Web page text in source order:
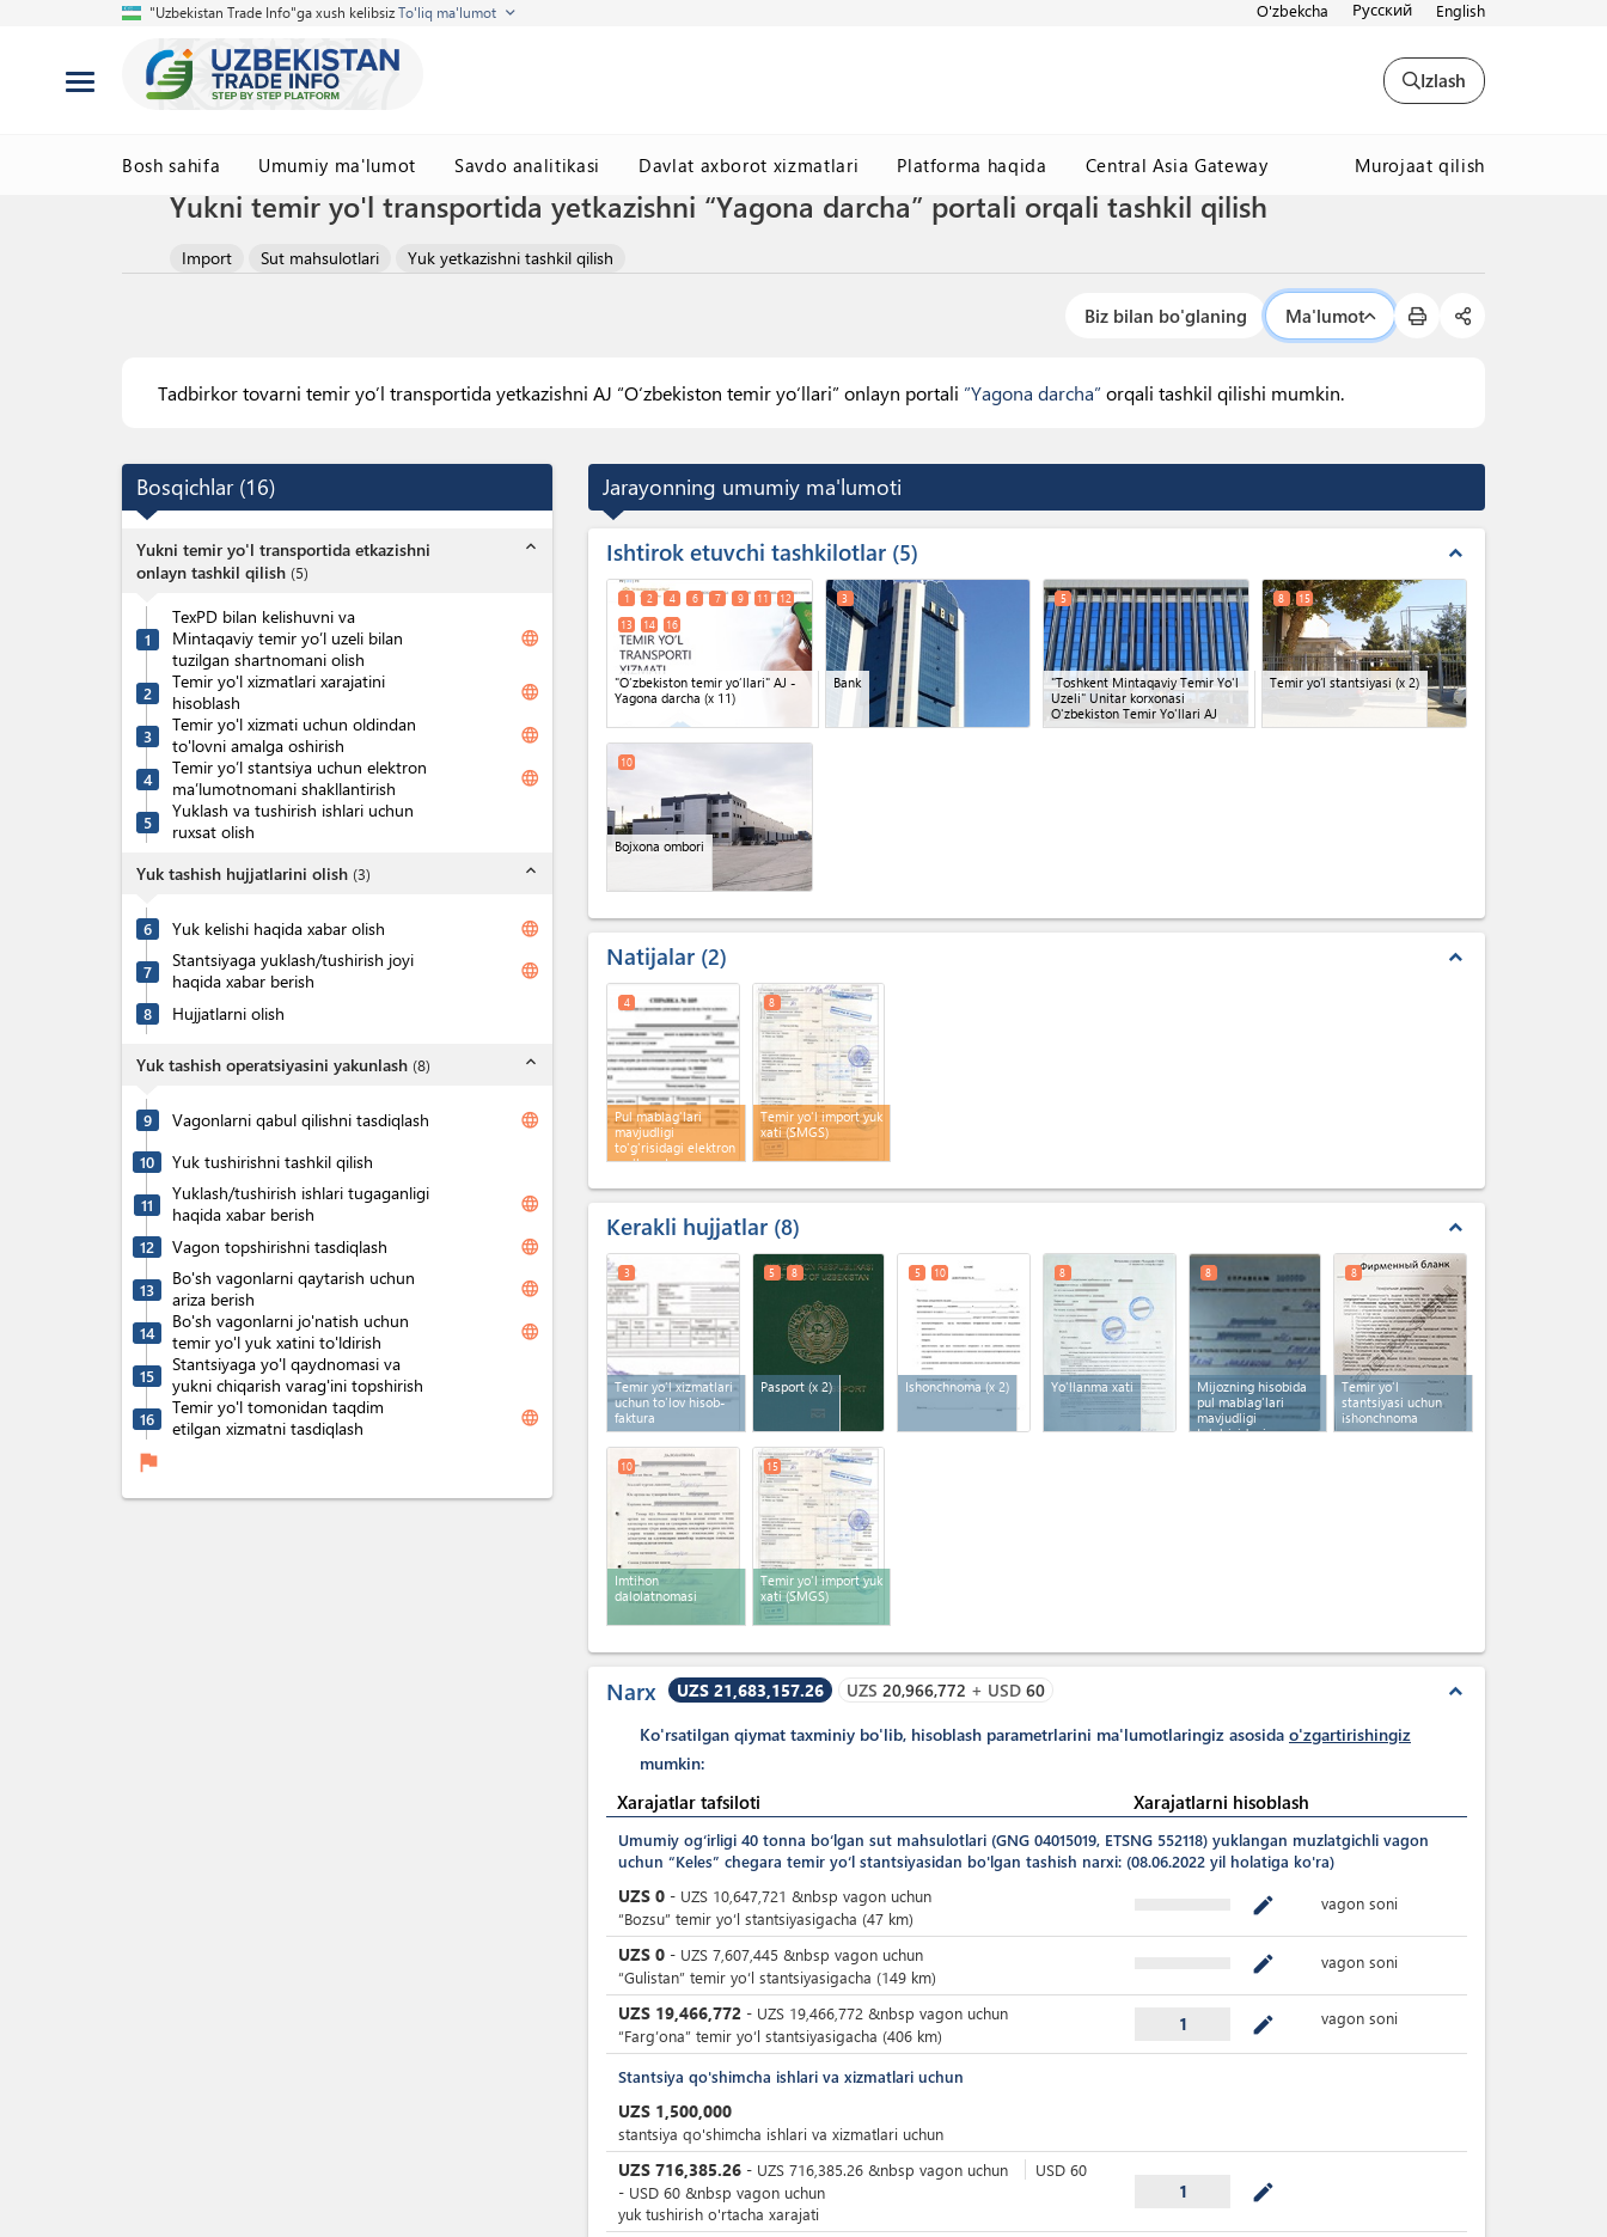
"Uzbekistan Trade Info"ga xush kelibsizTo'liq ma'lumot O'zbekcha Русский English
Izlash
Bosh sahifa Umumiy ma'lumot Savdo analitikasi Davlat axborot xizmatlari Platforma haqida Central Asia Gateway Murojaat qilish
Yukni temir yo'l transportida yetkazishni “Yagona darcha” portali orqali tashkil qilish
Import Sut mahsulotlari Yuk yetkazishni tashkil qilish
Biz bilan bo'glaning Ma'lumot
Tadbirkor tovarni temir yo’l transportida yetkazishni AJ “O‘zbekiston temir yo‘llari” onlayn portali ”Yagona darcha” orqali tashkil qilishi mumkin.
Bosqichlar (16)
Yukni temir yo'l transportida etkazishni
onlayn tashkil qilish (5)
expand_less
1
TexPD bilan kelishuvni va
Mintaqaviy temir yo’l uzeli bilan
tuzilgan shartnomani olish
language
2
Temir yo'l xizmatlari xarajatini
hisoblash
language
3
Temir yo'l xizmati uchun oldindan
to'lovni amalga oshirish
language
4
Temir yo’l stantsiya uchun elektron
ma’lumotnomani shakllantirish
language
5
Yuklash va tushirish ishlari uchun
ruxsat olish
Yuk tashish hujjatlarini olish (3) expand_less
6 Yuk kelishi haqida xabar olish language
7
Stantsiyaga yuklash/tushirish joyi
haqida xabar berish
language
8 Hujjatlarni olish
Yuk tashish operatsiyasini yakunlash (8) expand_less
9 Vagonlarni qabul qilishni tasdiqlash language
10 Yuk tushirishni tashkil qilish
11
Yuklash/tushirish ishlari tugaganligi
haqida xabar berish
language
12 Vagon topshirishni tasdiqlash language
13
Bo'sh vagonlarni qaytarish uchun
ariza berish
language
14
Bo'sh vagonlarni jo'natish uchun
temir yo'l yuk xatini to'ldirish
language
15
Stantsiyaga yo'l qaydnomasi va
yukni chiqarish varag'ini topshirish
16
Temir yo'l tomonidan taqdim
etilgan xizmatni tasdiqlash
language
flag
Jarayonning umumiy ma'lumoti
Ishtirok etuvchi tashkilotlar 5 expand_less
"O‘zbekiston temir yo‘llari" AJ -
Yagona darcha (x 11)
1 2 4 6 7 9 11
12
13
14 16
Bank
3
"Toshkent Mintaqaviy Temir Yo'l
Uzeli" Unitar korxonasi
O'zbekiston Temir Yo'llari AJ
5
Temir yoʻl stantsiyasi (x 2)
8 15
Bojxona ombori
10
Natijalar 2 expand_less
Pul mablag'lari
mavjudligi
to'g'risidagi elektron
ma'lumotnoma
4
Temir yo'l import yuk
xati (SMGS)
8
Kerakli hujjatlar 8 expand_less
Temir yo'l xizmatlari
uchun to'lov hisob-
faktura
3
Pasport(x 2)
5 8
Ishonchnoma(x 2)
5 10
Yo'llanma xati
8
Mijozning hisobida
pul mablag'lari
mavjudligi
to'g'risidagi
8
Temir yo'l
stantsiyasi uchun
ishonchnoma
8
Imtihon
dalolatnomasi
10
Temir yo'l import yuk
xati (SMGS)
15
Narx UZS 21,683,157.26 UZS 20,966,772 + USD 60 expand_less
Ko'rsatilgan qiymat taxminiy bo'lib, hisoblash parametrlarini ma'lumotlaringiz asosida o'zgartirishingiz
mumkin:
Xarajatlar tafsiloti Xarajatlarni hisoblash
Umumiy ogʻirligi 40 tonna boʻlgan sut mahsulotlari (GNG 04015019, ETSNG 552118) yuklangan muzlatgichli vagon
uchun “Keles” chegara temir yoʻl stantsiyasidan bo'lgan tashish narxi: (08.06.2022 yil holatiga ko'ra)
UZS 0 - UZS 10,647,721 &nbsp vagon uchun
“Bozsu” temir yoʻl stantsiyasigacha (47 km)
mode_edit vagon soni
UZS 0 - UZS 7,607,445 &nbsp vagon uchun
“Gulistan” temir yoʻl stantsiyasigacha (149 km)
mode_edit vagon soni
UZS 19,466,772 - UZS 19,466,772 &nbsp vagon uchun
“Farg’ona” temir yoʻl stantsiyasigacha (406 km)
1 mode_edit vagon soni
Stantsiya qo'shimcha ishlari va xizmatlari uchun
UZS 1,500,000
stantsiya qo'shimcha ishlari va xizmatlari uchun
UZS 716,385.26 - UZS 716,385.26 &nbsp vagon uchun USD 60
- USD 60 &nbsp vagon uchun
yuk tushirish o'rtacha xarajati
1 mode_edit